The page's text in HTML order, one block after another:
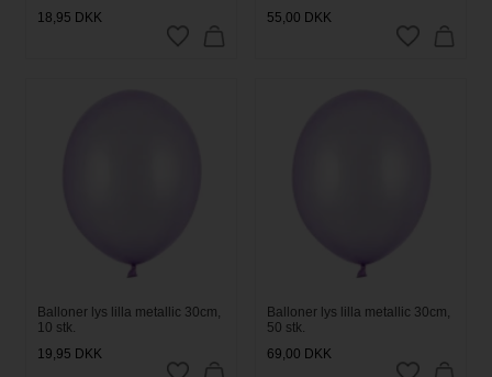
18,95 DKK
55,00 DKK
Balloner lys lilla metallic 30cm,
10 stk.
19,95 DKK
Balloner lys lilla metallic 30cm,
50 stk.
69,00 DKK